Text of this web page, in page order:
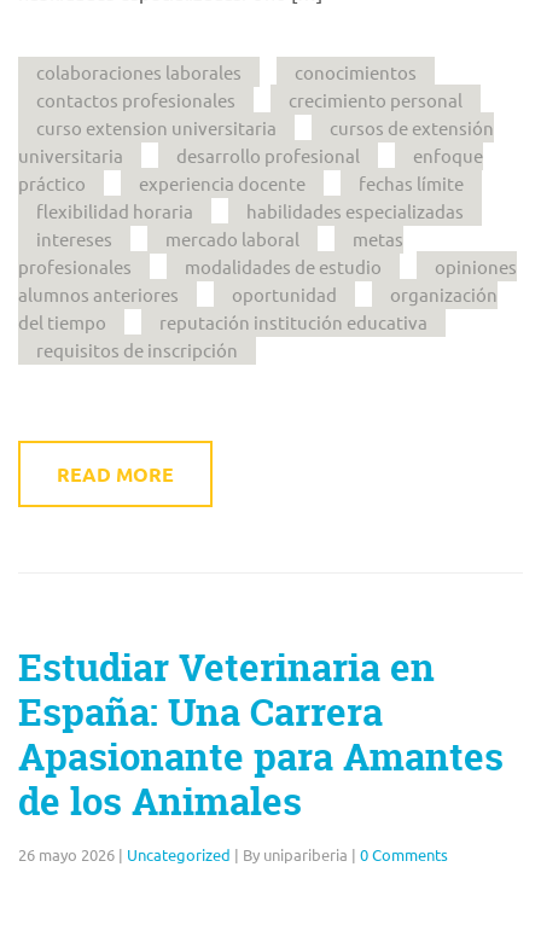
colaboraciones laborales
conocimientos
contactos profesionales
crecimiento personal
curso extension universitaria
cursos de extensión
universitaria
desarrollo profesional
enfoque
práctico
experiencia docente
fechas límite
flexibilidad horaria
habilidades especializadas
intereses
mercado laboral
metas
profesionales
modalidades de estudio
opiniones
alumnos anteriores
oportunidad
organización
del tiempo
reputación institución educativa
requisitos de inscripción
READ MORE
Estudiar Veterinaria en
España: Una Carrera
Apasionante para Amantes
de los Animales
26 mayo 2026 | Uncategorized | By unipariberia | 0 Comments